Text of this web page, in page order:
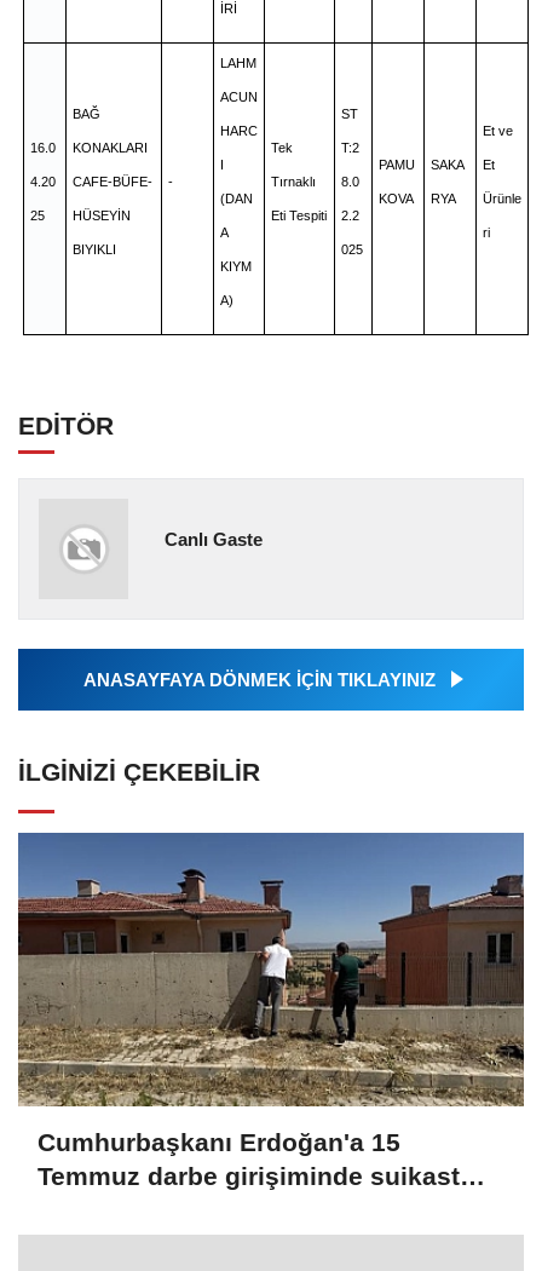
İRİ
16.0
4.20
25
BAĞ
KONAKLARI
CAFE-BÜFE-
HÜSEYİN
BIYIKLI
-
LAHM
ACUN
HARC
(DAN
A
KIYM
A)
Tek
Tırnaklı
Eti Tespiti
ST
T:2
8.0
2.2
025
PAMU
KOVA
SAKA
RYA
Et ve
Et
Ürünle
ri
EDİTÖR
Canlı Gaste
ANASAYFAYA DÖNMEK İÇİN TIKLAYINIZ
İLGINIZI ÇEKEBILIR
Cumhurbaşkanı Erdoğan'a 15
Temmuz darbe girişiminde suikast
mensubu yakalandı (GÜNCELLEME 2)